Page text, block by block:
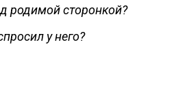
родимой сторонкой?
у него?